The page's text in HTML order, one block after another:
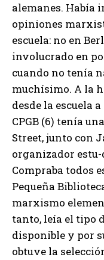
alemanes. Había
opiniones
escuela: no en
involucrado en
cuando no tenía
muchísimo. A la
desde la escuela
CPGB (6) tenía
Street, junto con
organizador
Compraba todos
Pequeña
marxismo
tanto, leía el tipo
disponible y por
obtuve la